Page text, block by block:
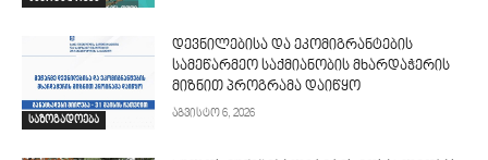
საზოგადოება
დევნილებისა და ეკომიგრანტების
სამეწარმეო საქმიანობის მხარდაჭერის
მიზნით პროგრამა დაიწყო
აგვისტო 6, 2026